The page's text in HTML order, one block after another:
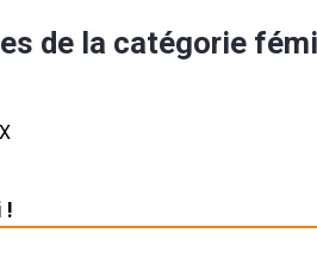
de la catégorie
!